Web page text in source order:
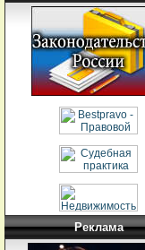
Реклама